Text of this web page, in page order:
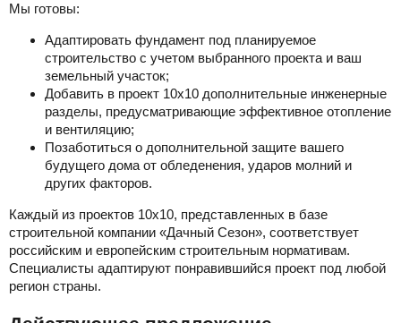
Мы готовы:
Адаптировать фундамент под планируемое
строительство с учетом выбранного проекта и ваш
земельный участок;
Добавить в проект 10х10 дополнительные инженерные
разделы, предусматривающие эффективное отопление
и вентиляцию;
Позаботиться о дополнительной защите вашего
будущего дома от обледенения, ударов молний и
других факторов.
Каждый из проектов 10х10, представленных в базе
строительной компании «Дачный Сезон», соответствует
российским и европейским строительным нормативам.
Специалисты адаптируют понравившийся проект под любой
регион страны.